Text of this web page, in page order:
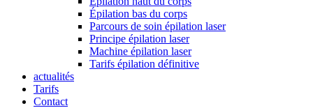
Épilation bas du corps
Parcours de soin épilation laser
Principe épilation laser
Machine épilation laser
Tarifs épilation définitive
actualités
Tarifs
Contact